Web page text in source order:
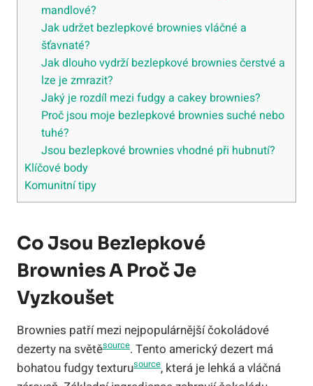
mandlové?
Jak udržet bezlepkové brownies vláčné a
šťavnaté?
Jak dlouho vydrží bezlepkové brownies čerstvé a
lze je zmrazit?
Jaký je rozdíl mezi fudgy a cakey brownies?
Proč jsou moje bezlepkové brownies suché nebo
tuhé?
Jsou bezlepkové brownies vhodné při hubnutí?
Klíčové body
Komunitní tipy
Co Jsou Bezlepkové
Brownies A Proč Je
Vyzkoušet
Brownies patří mezi nejpopulárnější čokoládové
dezerty na světěsource. Tento americký dezert má
bohatou fudgy texturusource, která je lehká a vláčná